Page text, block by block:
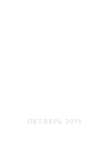
ОКТЯБРЬ 2015